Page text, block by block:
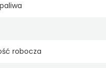
robocza